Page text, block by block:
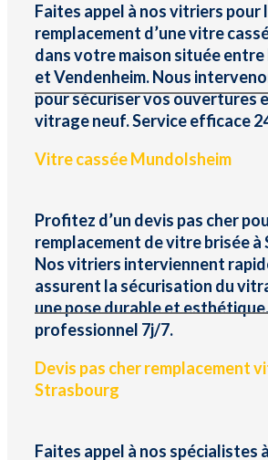
Faites appel à nos vitriers pour
remplacement d’une vitre
dans votre maison située
et Vendenheim. Nous
pour sécuriser vos ouvertures
vitrage neuf. Service efficace
Vitre cassée Mundolsheim
Profitez d’un devis pas cher
remplacement de vitre brisée
Nos vitriers interviennent
assurent la sécurisation du
une pose durable et
professionnel 7j/7.
Devis pas cher remplacement
Strasbourg
Faites appel à nos spécialistes